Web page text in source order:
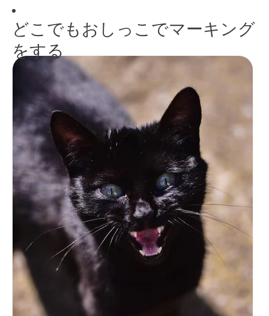
どこでもおしっこでマーキング
をする